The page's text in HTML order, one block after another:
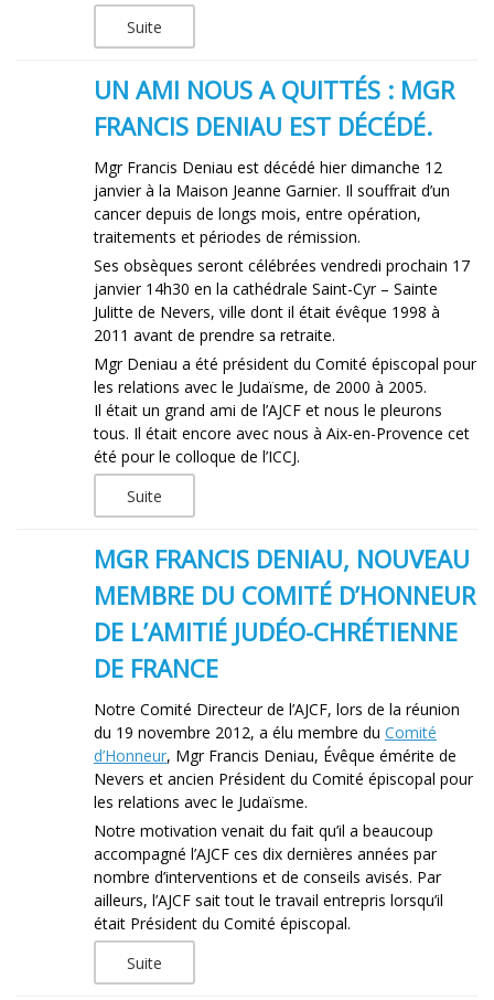
Suite
UN AMI NOUS A QUITTÉS : MGR
FRANCIS DENIAU EST DÉCÉDÉ.
Mgr Francis Deniau est décédé hier dimanche 12
janvier à la Maison Jeanne Garnier. Il souffrait d’un
cancer depuis de longs mois, entre opération,
traitements et périodes de rémission.
Ses obsèques seront célébrées vendredi prochain 17
janvier 14h30 en la cathédrale Saint-Cyr – Sainte
Julitte de Nevers, ville dont il était évêque 1998 à
2011 avant de prendre sa retraite.
Mgr Deniau a été président du Comité épiscopal pour
les relations avec le Judaïsme, de 2000 à 2005.
Il était un grand ami de l’AJCF et nous le pleurons
tous. Il était encore avec nous à Aix-en-Provence cet
été pour le colloque de l’ICCJ.
Suite
MGR FRANCIS DENIAU, NOUVEAU
MEMBRE DU COMITÉ D’HONNEUR
DE L’AMITIÉ JUDÉO-CHRÉTIENNE
DE FRANCE
Notre Comité Directeur de l’AJCF, lors de la réunion
du 19 novembre 2012, a élu membre du Comité
d’Honneur, Mgr Francis Deniau, Évêque émérite de
Nevers et ancien Président du Comité épiscopal pour
les relations avec le Judaïsme.
Notre motivation venait du fait qu’il a beaucoup
accompagné l’AJCF ces dix dernières années par
nombre d’interventions et de conseils avisés. Par
ailleurs, l’AJCF sait tout le travail entrepris lorsqu’il
était Président du Comité épiscopal.
Suite